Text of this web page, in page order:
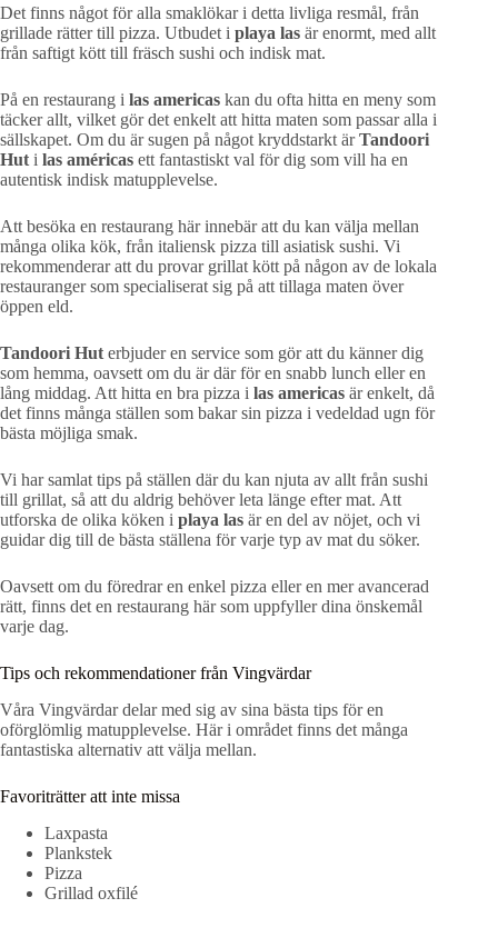
Det finns något för alla smaklökar i detta livliga resmål, från
grillade rätter till pizza. Utbudet i playa las är enormt, med allt
från saftigt kött till fräsch sushi och indisk mat.
På en restaurang i las americas kan du ofta hitta en meny som
täcker allt, vilket gör det enkelt att hitta maten som passar alla i
sällskapet. Om du är sugen på något kryddstarkt ärTandoori
Hut i las américas ett fantastiskt val för dig som vill ha en
autentisk indisk matupplevelse.
Att besöka en restaurang här innebär att du kan välja mellan
många olika kök, från italiensk pizza till asiatisk sushi. Vi
rekommenderar att du provar grillat kött på någon av de lokala
restauranger som specialiserat sig på att tillaga maten över
öppen eld.
Tandoori Hut erbjuder en service som gör att du känner dig
som hemma, oavsett om du är där för en snabb lunch eller en
lång middag. Att hitta en bra pizza i las americas är enkelt, då
det finns många ställen som bakar sin pizza i vedeldad ugn för
bästa möjliga smak.
Vi har samlat tips på ställen där du kan njuta av allt från sushi
till grillat, så att du aldrig behöver leta länge efter mat. Att
utforska de olika köken i playa las är en del av nöjet, och vi
guidar dig till de bästa ställena för varje typ av mat du söker.
Oavsett om du föredrar en enkel pizza eller en mer avancerad
rätt, finns det en restaurang här som uppfyller dina önskemål
varje dag.
Tips och rekommendationer från Vingvärdar
Våra Vingvärdar delar med sig av sina bästa tips för en
oförglömlig matupplevelse. Här i området finns det många
fantastiska alternativ att välja mellan.
Favoriträtter att inte missa
Laxpasta
Plankstek
Pizza
Grillad oxfilé